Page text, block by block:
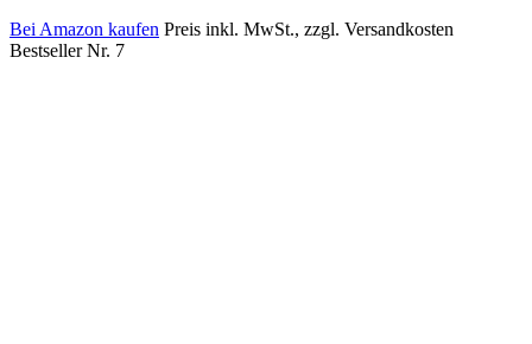
Bei Amazon kaufen Preis inkl. MwSt., zzgl. Versandkosten
Bestseller Nr. 7